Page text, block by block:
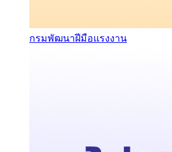
กรมพัฒนาฝีมือแรงงาน